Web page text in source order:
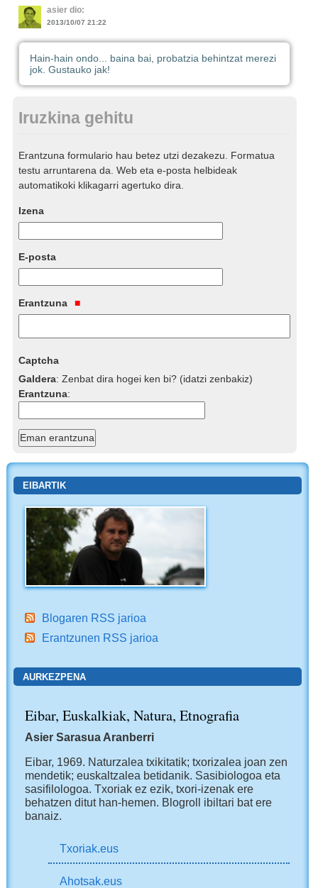
asier dio:
2013/10/07 21:22
Hain-hain ondo... baina bai, probatzia behintzat merezi
jok. Gustauko jak!
Iruzkina gehitu
Erantzuna formulario hau betez utzi dezakezu. Formatua
testu arruntarena da. Web eta e-posta helbideak
automatikoki klikagarri agertuko dira.
Izena
E-posta
Erantzuna
Captcha
Galdera:Zenbat dira hogei ken bi? (idatzi zenbakiz)
Erantzuna:
EIBARTIK
Blogaren RSS jarioa
Erantzunen RSS jarioa
AURKEZPENA
Eibar, Euskalkiak, Natura, Etnografia
Asier Sarasua Aranberri
Eibar, 1969. Naturzalea txikitatik; txorizalea joan zen
mendetik; euskaltzalea betidanik. Sasibiologoa eta
sasifilologoa. Txoriak ez ezik, txori-izenak ere
behatzen ditut han-hemen. Blogroll ibiltari bat ere
banaiz.
Txoriak.eus
Ahotsak.eus